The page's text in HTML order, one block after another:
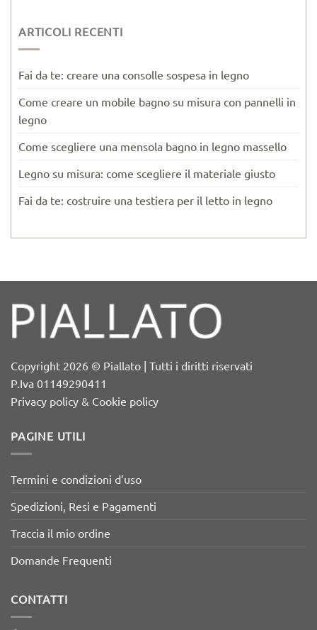
ARTICOLI RECENTI
Fai da te: creare una consolle sospesa in legno
Come creare un mobile bagno su misura con pannelli in
legno
Come scegliere una mensola bagno in legno massello
Legno su misura: come scegliere il materiale giusto
Fai da te: costruire una testiera per il letto in legno
Copyright 2026 © Piallato | Tutti i diritti riservati
P.Iva 01149290411
Privacy policy & Cookie policy
PAGINE UTILI
Termini e condizioni d’uso
Spedizioni, Resi e Pagamenti
Traccia il mio ordine
Domande Frequenti
CONTATTI